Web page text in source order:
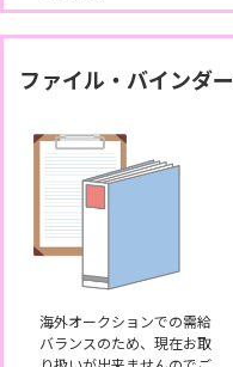
ファイル・バインダー
海外オークションでの需給
バランスのため、現在お取